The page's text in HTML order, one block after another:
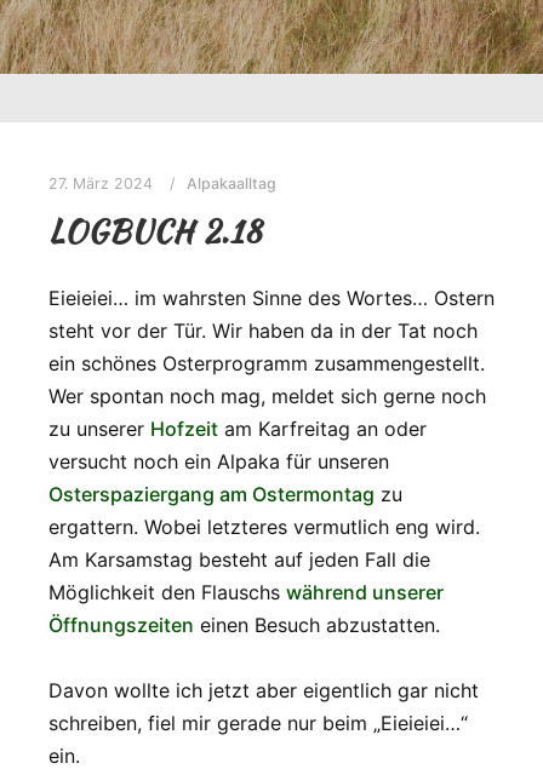
27. März 2024 Alpakaalltag
LOGBUCH 2.18
Eieieiei… im wahrsten Sinne des Wortes… Ostern
steht vor der Tür. Wir haben da in der Tat noch
ein schönes Osterprogramm zusammengestellt.
Wer spontan noch mag, meldet sich gerne noch
zu unserer Hofzeit am Karfreitag an oder
versucht noch ein Alpaka für unseren
Osterspaziergang am Ostermontag zu
ergattern. Wobei letzteres vermutlich eng wird.
Am Karsamstag besteht auf jeden Fall die
Möglichkeit den Flauschs während unserer
Öffnungszeiten einen Besuch abzustatten.
Davon wollte ich jetzt aber eigentlich gar nicht
schreiben, fiel mir gerade nur beim „Eieieiei…“
ein.